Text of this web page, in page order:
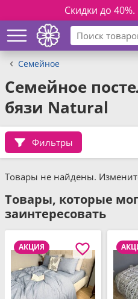
Скидки до 40%.
Семейное
Семейное
бязи Natural
Фильтры
Товары не найдены.
Товары, которые
заинтересовать
АКЦИЯ